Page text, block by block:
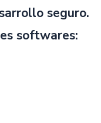
seguro.
softwares: